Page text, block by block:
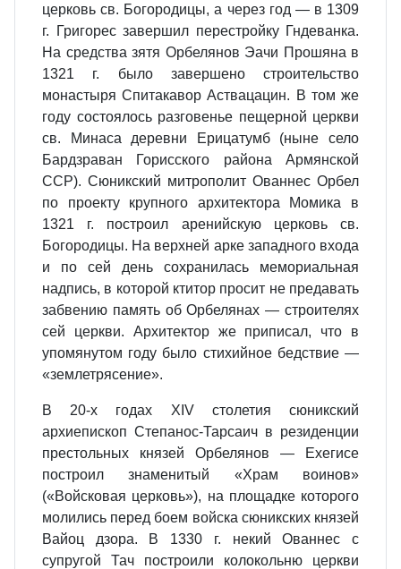
церковь св. Богородицы, а через год — в 1309
г. Григорес завершил перестройку Гндеванка.
На средства зятя Орбелянов Эачи Прошяна в
1321 г. было завершено строительство
монастыря Спитакавор Аствацацин. В том же
году состоялось разговенье пещерной церкви
св. Минаса деревни Ерицатумб (ныне село
Бардзраван Горисского района Армянской
ССР). Сюникский митрополит Ованнес Орбел
по проекту крупного архитектора Момика в
1321 г. построил аренийскую церковь св.
Богородицы. На верхней арке западного входа
и по сей день сохранилась мемориальная
надпись, в которой ктитор просит не предавать
забвению память об Орбелянах — строителях
сей церкви. Архитектор же приписал, что в
упомянутом году было стихийное бедствие —
«землетрясение».
В 20-х годах XIV столетия сюникский
архиепископ Степанос-Тарсаич в резиденции
престольных князей Орбелянов — Ехегисе
построил знаменитый «Храм воинов»
(«Войсковая церковь»), на площадке которого
молились перед боем войска сюникских князей
Вайоц дзора. В 1330 г. некий Ованнес с
супругой Тач построили колокольню церкви